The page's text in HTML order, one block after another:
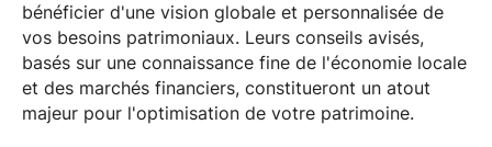
bénéficier d'une vision globale et personnalisée de
vos besoins patrimoniaux. Leurs conseils avisés,
basés sur une connaissance fine de l'économie locale
et des marchés financiers, constitueront un atout
majeur pour l'optimisation de votre patrimoine.